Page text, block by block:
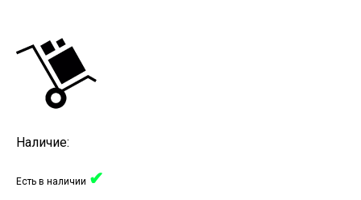
Наличие:
Есть в наличии ✔